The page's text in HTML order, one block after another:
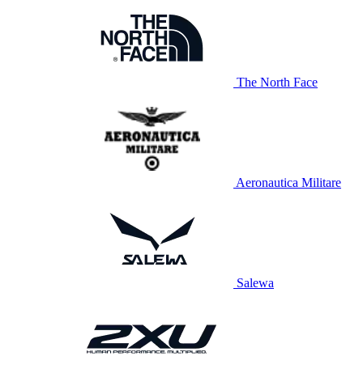
The North Face
Aeronautica Militare
Salewa